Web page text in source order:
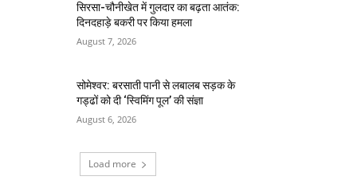
सिरसा-चौनीखेत में गुलदार का बढ़ता आतंक:
दिनदहाड़े बकरी पर किया हमला
August 7, 2026
सोमेश्वर: बरसाती पानी से लबालब सड़क के
गड्ढों को दी ‘स्विमिंग पूल’ की संज्ञा
August 6, 2026
Load more